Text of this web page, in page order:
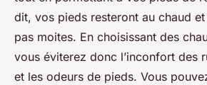
dit, vos pieds resteront au chaud
pas moites. En choisissant des
vous éviterez donc l’inconfort des
et les odeurs de pieds. Vous